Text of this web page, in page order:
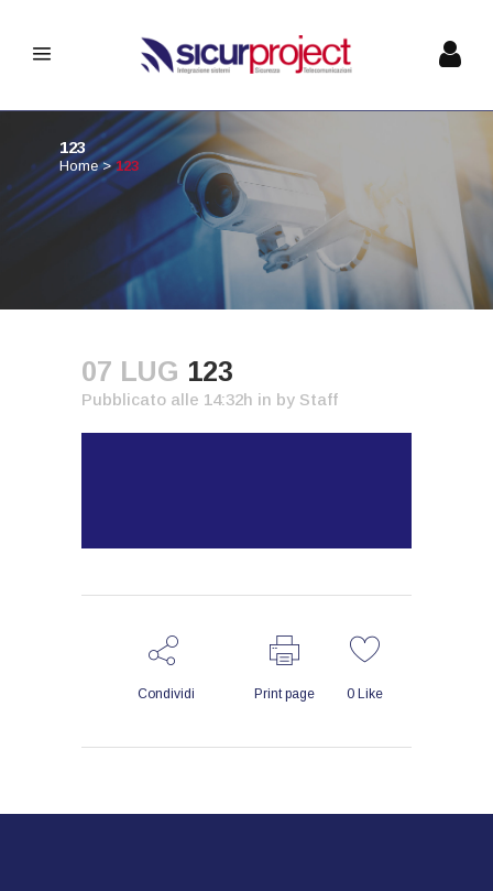
123
Home>123
07 LUG 123
Pubblicato alle 14:32h in by Staff
Condividi Print page 0 Like